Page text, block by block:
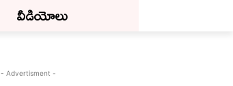
వీడియోలు
- Advertisment -